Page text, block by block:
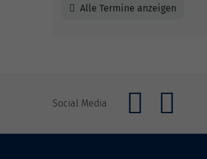
Alle Termine anzeigen
Social Media